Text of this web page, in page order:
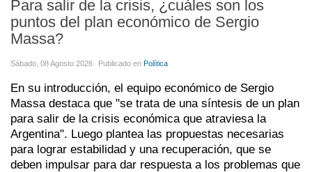
Para salir de la crisis, ¿cuáles son los
puntos del plan económico de Sergio
Massa?
Sábado, 08 Agosto 2026 Publicado en Política
En su introducción, el equipo económico de Sergio
Massa destaca que "se trata de una síntesis de un plan
para salir de la crisis económica que atraviesa la
Argentina". Luego plantea las propuestas necesarias
para lograr estabilidad y una recuperación, que se
deben impulsar para dar respuesta a los problemas que